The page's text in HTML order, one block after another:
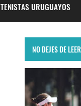
TENISTAS URUGUAYOS
NO DEJES DE LEER